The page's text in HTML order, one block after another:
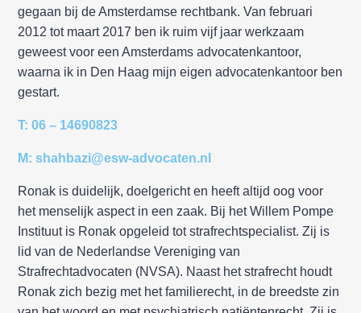
gegaan bij de Amsterdamse rechtbank. Van februari
2012 tot maart 2017 ben ik ruim vijf jaar werkzaam
geweest voor een Amsterdams advocatenkantoor,
waarna ik in Den Haag mijn eigen advocatenkantoor ben
gestart.
T: 06 – 14690823
M: shahbazi@esw-advocaten.nl
Ronak is duidelijk, doelgericht en heeft altijd oog voor
het menselijk aspect in een zaak. Bij het Willem Pompe
Instituut is Ronak opgeleid tot strafrechtspecialist. Zij is
lid van de Nederlandse Vereniging van
Strafrechtadvocaten (NVSA). Naast het strafrecht houdt
Ronak zich bezig met het familierecht, in de breedste zin